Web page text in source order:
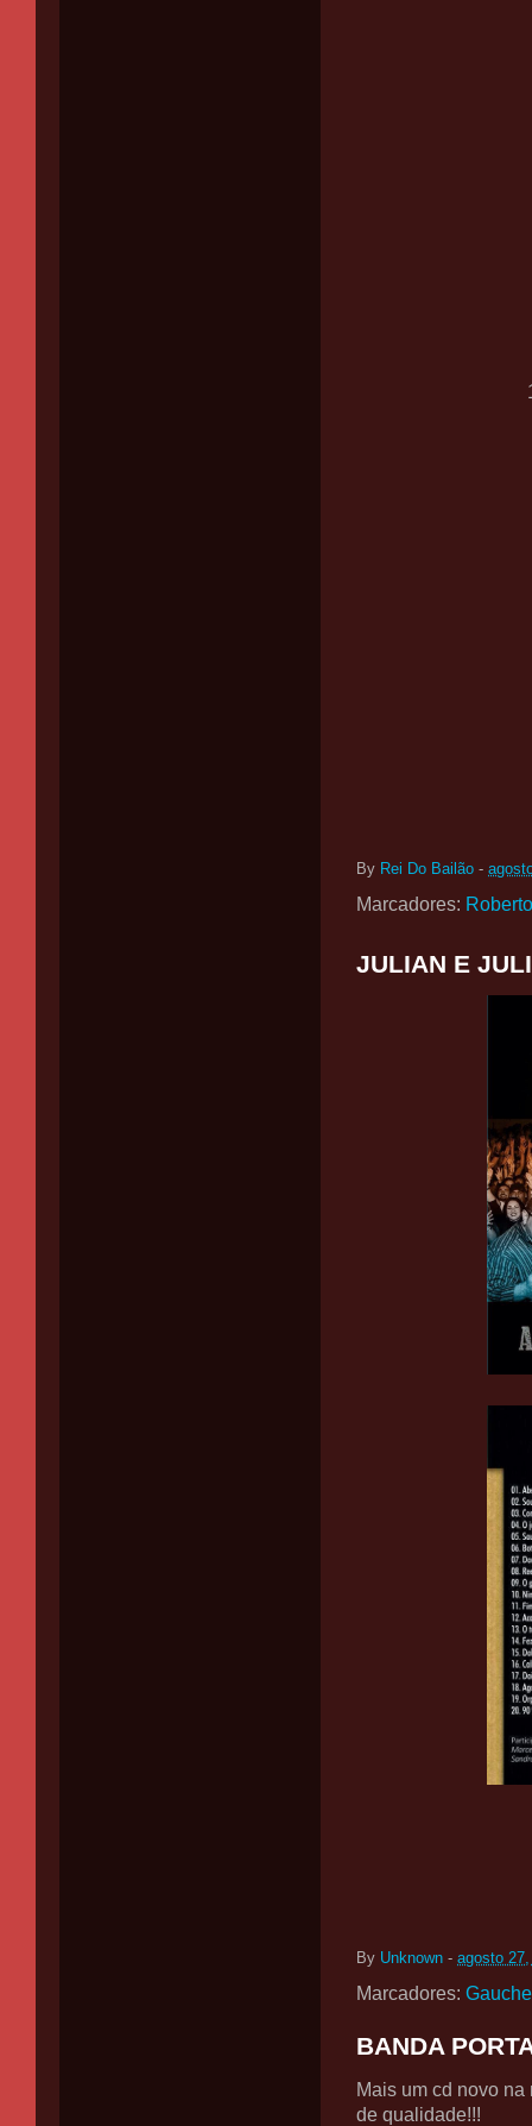
By Rei Do Bailão -
Marcadores:
JULIAN E
By Unknown - agosto
Marcadores:
BANDA
Mais um cd novo
de qualidade!!!